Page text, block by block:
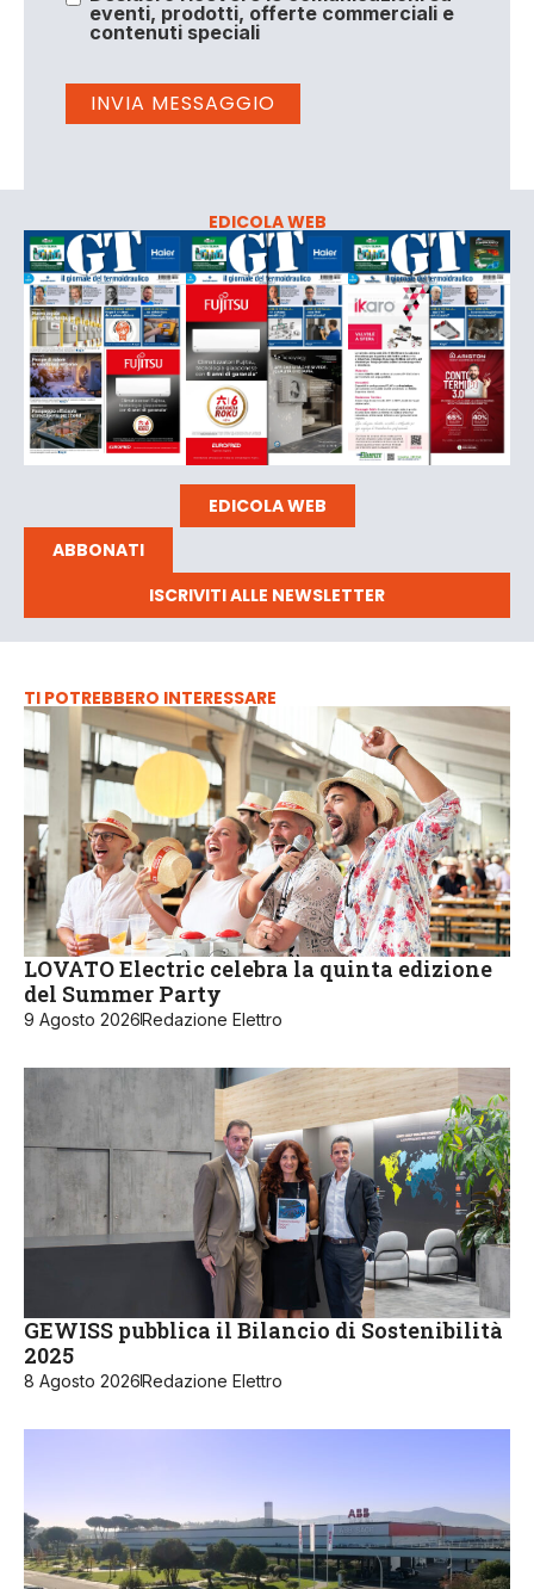
eventi, prodotti, offerte commerciali e
contenuti speciali
EDICOLA WEB
EDICOLA WEB
ABBONATI
ISCRIVITI ALLE NEWSLETTER
TI POTREBBERO INTERESSARE
LOVATO Electric celebra la quinta edizione
del Summer Party
9 Agosto 2026Redazione Elettro
GEWISS pubblica il Bilancio di Sostenibilità
2025
8 Agosto 2026Redazione Elettro